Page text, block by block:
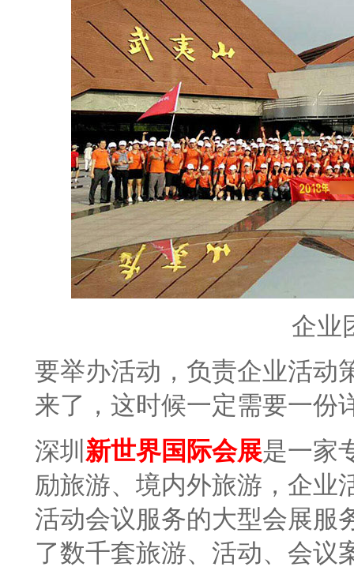
企业
要举办活动，负责企业活动
来了，这时候一定需要一份
深圳 新世界国际会展是一家
励旅游、境内外旅游，企业
活动会议服务的大型会展服
了数千套旅游、活动、会议